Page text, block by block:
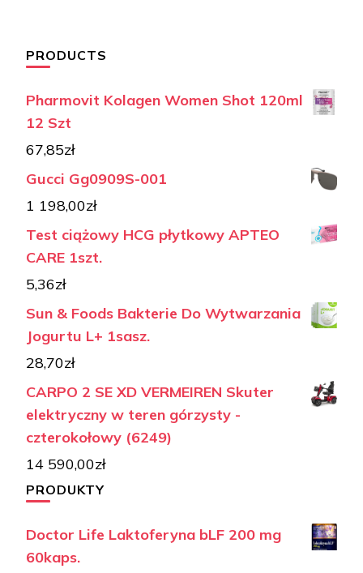
PRODUCTS
Pharmovit Kolagen Women Shot 120ml
12 Szt
67,85zł
Gucci Gg0909S-001
1 198,00zł
Test ciążowy HCG płytkowy APTEO
CARE 1szt.
5,36zł
Sun & Foods Bakterie Do Wytwarzania
Jogurtu L+ 1sasz.
28,70zł
CARPO 2 SE XD VERMEIREN Skuter
elektryczny w teren górzysty -
czterokołowy (6249)
14 590,00zł
PRODUKTY
Doctor Life Laktoferyna bLF 200 mg
60kaps.